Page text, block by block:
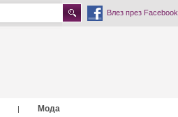
Влез през Facebook
| Мода